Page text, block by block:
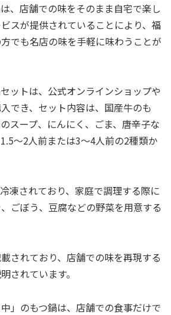
は、店舗での味をそのまま自宅で楽し
スが提供されていることにより、福
でも名店の味を手軽に味わうことが
セットは、公式オンラインショップや
でき、セット内容は、国産牛のも
スープ、にんにく、ごま、唐辛子な
～2人前または3～4人前の2種類か
凍されており、家庭で調理する際に
ごぼう、豆腐などの野菜を用意する
されており、店舗での味を再現する
されています。
」のもつ鍋は、店舗での食事だけで